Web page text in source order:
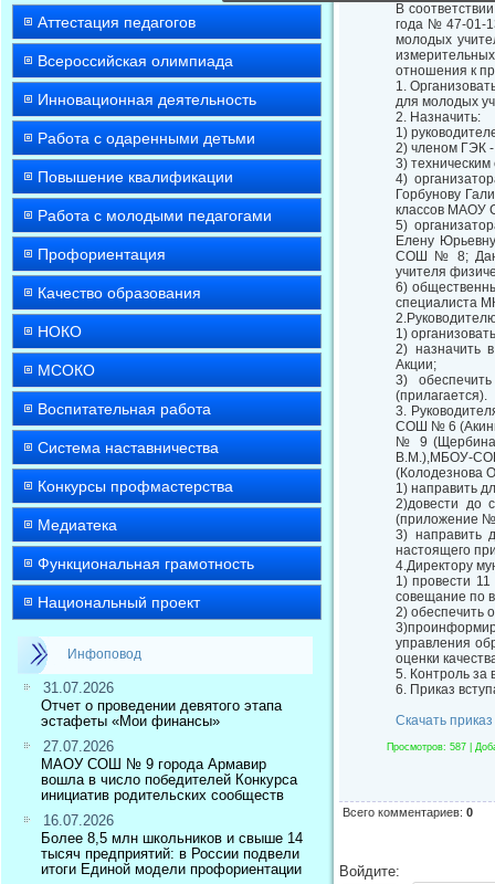
Аттестация педагогов
Всероссийская олимпиада
Инновационная деятельность
Работа с одаренными детьми
Повышение квалификации
Работа с молодыми педагогами
Профориентация
Качество образования
НОКО
МСОКО
Воспитательная работа
Система наставничества
Конкурсы профмастерства
Медиатека
Функциональная грамотность
Национальный проект
Инфоповод
31.07.2026
Отчет о проведении девятого этапа
эстафеты «Мои финансы»
27.07.2026
МАОУ СОШ № 9 города Армавир
вошла в число победителей Конкурса
инициатив родительских сообществ
16.07.2026
Более 8,5 млн школьников и свыше 14
тысяч предприятий: в России подвели
итоги Единой модели профориентации
В
года № 47-01-
молодых
отношения к
1.
для молодых
2. Назначить:
1)
2) членом ГЭК
3)
4)
Горбунову
классов МАОУ
5)
Елену
СОШ № 8;
учителя
6)
специалиста
1)
2) назначить
Акции;
3)
(прилагается).
3.
СОШ № 6
№ 9
В.М.),МБОУ-
(Колодезнова
1) направить
2)довести до
(приложение
3) направить
настоящего
4.Директору
1) провести
совещание по
2) обеспечить
управления
оценки
5. Контроль за
6. Приказ
Скачать
Просмотров: 587 |
Всего комментариев: 0
Войдите: